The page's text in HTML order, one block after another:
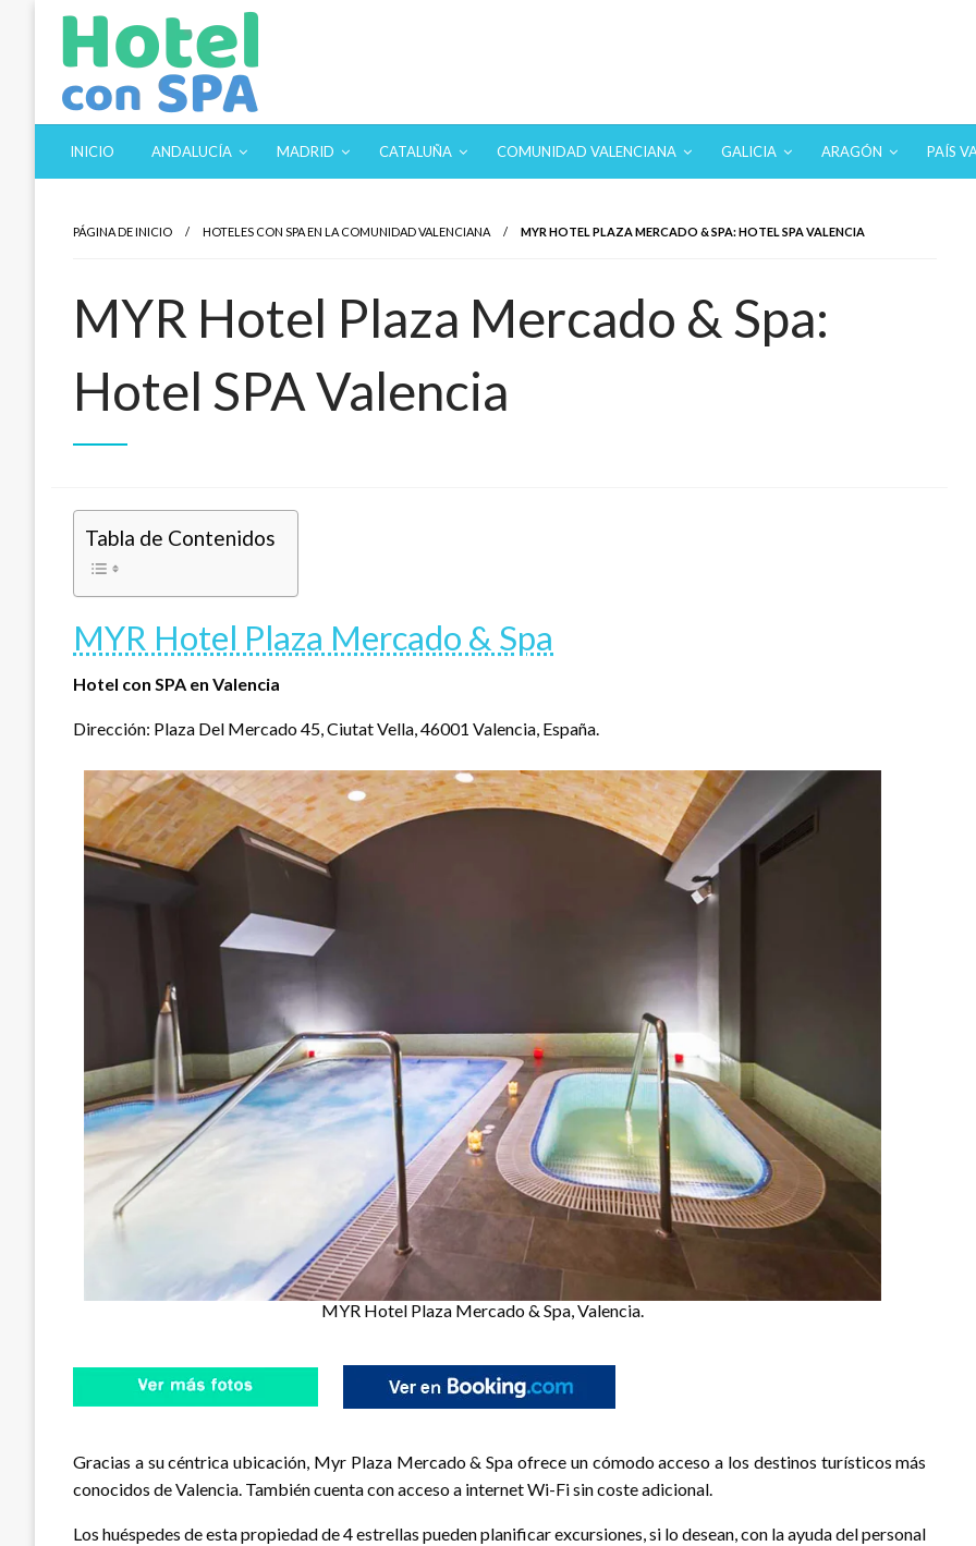
contenido
Hotel con SPA
Los Mejores Hoteles con SPA en un solo sitio. Balnearios y hoteles con SPA en los destinos más turísticos.
INICIO ANDALUCÍA MADRID CATALUÑA COMUNIDAD VALENCIANA GALICIA ARAGÓN PAÍS
PÁGINA DE INICIO HOTELES CON SPA EN LA COMUNIDAD VALENCIANA MYR HOTEL PLAZA MERCADO & SPA: HOTEL SPA VALENCIA
MYR Hotel Plaza Mercado & Spa:
Hotel SPA Valencia
Tabla de Contenidos
MYR Hotel Plaza Mercado & Spa
Hotel con SPA en Valencia
Dirección: Plaza Del Mercado 45, Ciutat Vella, 46001 Valencia, España.
MYR Hotel Plaza Mercado & Spa, Valencia.
Gracias a su céntrica ubicación, Myr Plaza Mercado & Spa ofrece un cómodo acceso a los destinos turísticos más
conocidos de Valencia. También cuenta con acceso a internet Wi-Fi sin coste adicional.
Los huéspedes de esta propiedad de 4 estrellas pueden planificar excursiones, si lo desean, con la ayuda del personal